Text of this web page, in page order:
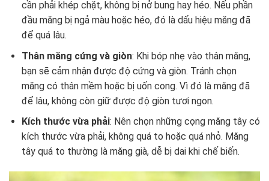
cần phải khép chặt, không bị nở bung hay héo. Nếu phần
đầu măng bị ngả màu hoặc héo, đó là dấu hiệu măng đã
để quá lâu.
Thân măng cứng và giòn: Khi bóp nhẹ vào thân măng,
bạn sẽ cảm nhận được độ cứng và giòn. Tránh chọn
măng có thân mềm hoặc bị uốn cong. Vì đó là măng đã
để lâu, không còn giữ được độ giòn tươi ngon.
Kích thước vừa phải: Nên chọn những cọng măng tây có
kích thước vừa phải, không quá to hoặc quá nhỏ. Măng
tây quá to thường là măng già, dễ bị dai khi chế biến.